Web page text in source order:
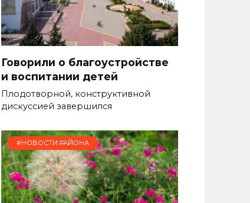
Говорили о благоустройстве
и воспитании детей
Плодотворной, конструктивной
дискуссией завершился
#НОВОСТИ РАЙОНА